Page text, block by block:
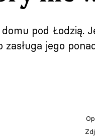
pod
zasługa jego